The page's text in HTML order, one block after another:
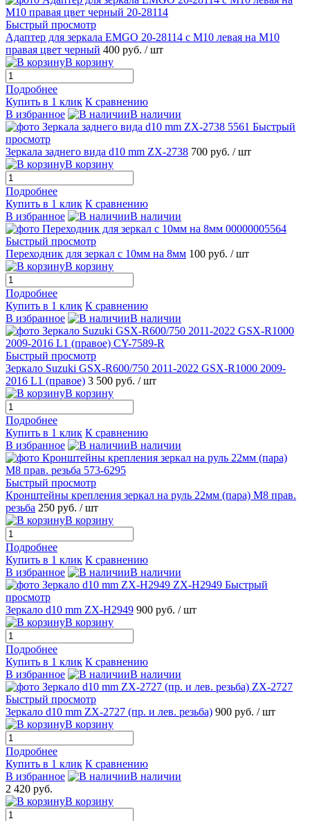
Быстрый просмотр
Адаптер для зеркала EMGO 20-28114 с M10 левая на M10
правая цвет черный 400 руб. / шт
В корзину
Подробнее
Купить в 1 клик К сравнению
В избранное
В наличии
Быстрый
просмотр
Зеркала заднего вида d10 mm ZX-2738 700 руб. / шт
В корзину
Подробнее
Купить в 1 клик К сравнению
В избранное
В наличии
Быстрый просмотр
Переходник для зеркал с 10мм на 8мм 100 руб. / шт
В корзину
Подробнее
Купить в 1 клик К сравнению
В избранное
В наличии
Быстрый просмотр
Зеркало Suzuki GSX-R600/750 2011-2022 GSX-R1000 2009-
2016 L1 (правое) 3 500 руб. / шт
В корзину
Подробнее
Купить в 1 клик К сравнению
В избранное
В наличии
Быстрый просмотр
Кронштейны крепления зеркал на руль 22мм (пара) M8 прав.
резьба 250 руб. / шт
В корзину
Подробнее
Купить в 1 клик К сравнению
В избранное
В наличии
Быстрый
просмотр
Зеркало d10 mm ZX-H2949 900 руб. / шт
В корзину
Подробнее
Купить в 1 клик К сравнению
В избранное
В наличии
Быстрый просмотр
Зеркало d10 mm ZX-2727 (пр. и лев. резьба) 900 руб. / шт
В корзину
Подробнее
Купить в 1 клик К сравнению
В избранное
В наличии
2 420 руб.
В корзину